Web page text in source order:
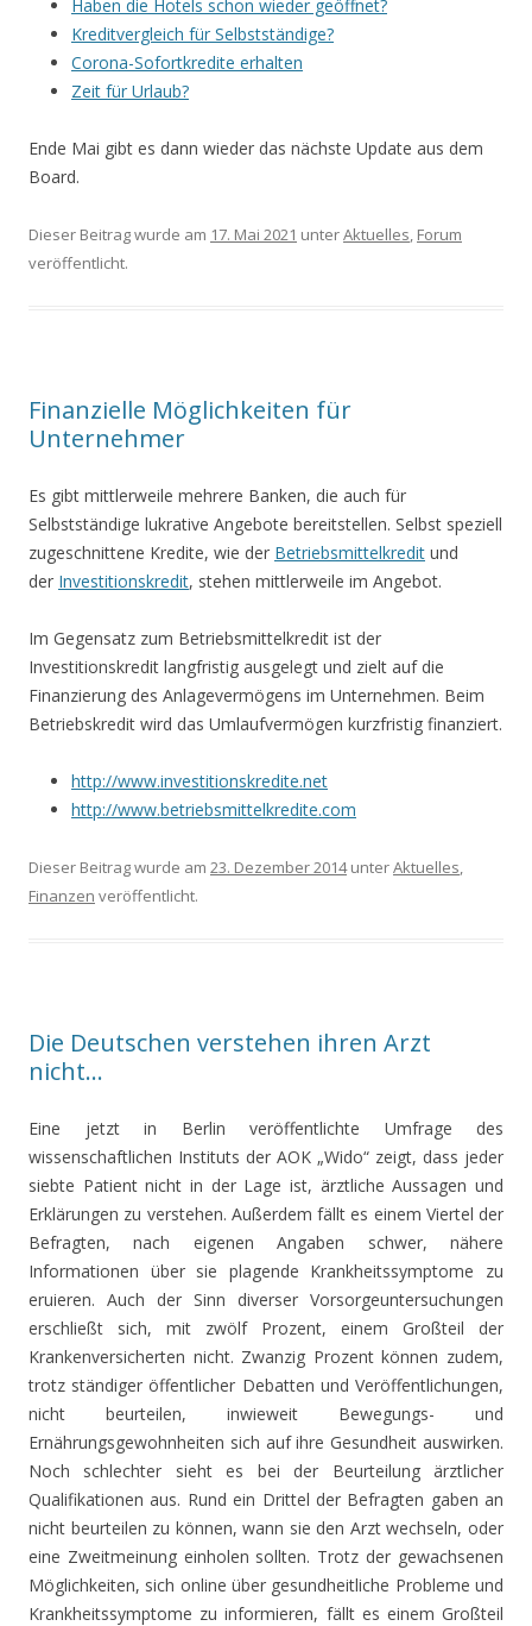
Haben die Hotels schon wieder geöffnet?
Kreditvergleich für Selbstständige?
Corona-Sofortkredite erhalten
Zeit für Urlaub?
Ende Mai gibt es dann wieder das nächste Update aus dem
Board.
Dieser Beitrag wurde am 17. Mai 2021 unterAktuelles, Forum
veröffentlicht.
Finanzielle Möglichkeiten für
Unternehmer
Es gibt mittlerweile mehrere Banken, die auch für
Selbstständige lukrative Angebote bereitstellen. Selbst speziell
zugeschnittene Kredite, wie der Betriebsmittelkredit und
der Investitionskredit, stehen mittlerweile im Angebot.
Im Gegensatz zum Betriebsmittelkredit ist der
Investitionskredit langfristig ausgelegt und zielt auf die
Finanzierung des Anlagevermögens im Unternehmen. Beim
Betriebskredit wird das Umlaufvermögen kurzfristig finanziert.
http://www.investitionskredite.net
http://www.betriebsmittelkredite.com
Dieser Beitrag wurde am 23. Dezember 2014unterAktuelles,
Finanzen veröffentlicht.
Die Deutschen verstehen ihren Arzt
nicht…
Eine jetzt in Berlin veröffentlichte Umfrage des
wissenschaftlichen Instituts der AOK „Wido“ zeigt, dass jeder
siebte Patient nicht in der Lage ist, ärztliche Aussagen und
Erklärungen zu verstehen. Außerdem fällt es einem Viertel der
Befragten, nach eigenen Angaben schwer, nähere
Informationen über sie plagende Krankheitssymptome zu
eruieren. Auch der Sinn diverser Vorsorgeuntersuchungen
erschließt sich, mit zwölf Prozent, einem Großteil der
Krankenversicherten nicht. Zwanzig Prozent können zudem,
trotz ständiger öffentlicher Debatten und Veröffentlichungen,
nicht beurteilen, inwieweit Bewegungs- und
Ernährungsgewohnheiten sich auf ihre Gesundheit auswirken.
Noch schlechter sieht es bei der Beurteilung ärztlicher
Qualifikationen aus. Rund ein Drittel der Befragten gaben an
nicht beurteilen zu können, wann sie den Arzt wechseln, oder
eine Zweitmeinung einholen sollten. Trotz der gewachsenen
Möglichkeiten, sich online über gesundheitliche Probleme und
Krankheitssymptome zu informieren, fällt es einem Großteil